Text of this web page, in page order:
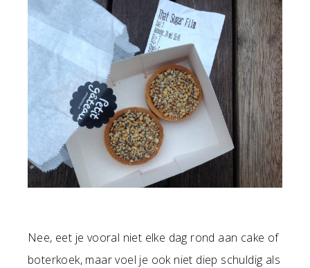
Nee, eet je vooral niet elke dag rond aan cake of
boterkoek, maar voel je ook niet diep schuldig als